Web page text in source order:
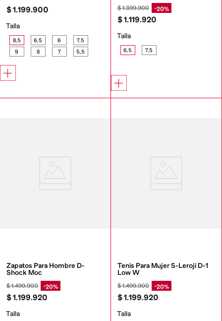
$1.199.900
Talla
8,5 6,5 6
7,5
9
8 7 5,5
$1.399.900 20%
$1.119.920
Talla
6,5 7,5
Zapatos Para Hombre D-
Shock Moc
$1.499.900 20%
$1.199.920
Talla
Tenis Para Mujer S-Leroji D-1
Low W
$1.499.900 20%
$1.199.920
Talla